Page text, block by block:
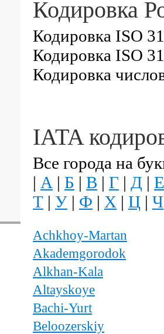
Кодировка
Кодировка ISO
Кодировка ISO
Кодировка
IATA
Все города на
| А | Б | В | Г | Д | Е
Т | У | Ф | Х | Ц | Ч
Achkhoy-Martan
Akademgorodok
Alkhan-Kala
Altayskoye
Bachi-Yurt
Beloozerskiy